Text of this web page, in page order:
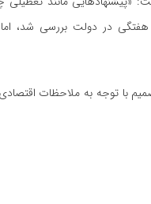
هفتگی در دولت بررسی شد،
با توجه به ملاحظات